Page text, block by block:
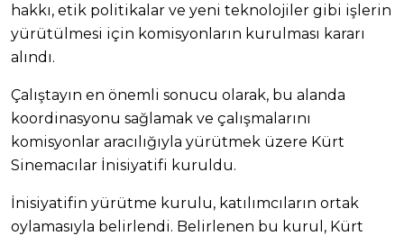
hakkı, etik politikalar ve yeni teknolojiler gibi işlerin
yürütülmesi için komisyonların kurulması kararı
alındı.
Çalıştayın en önemli sonucu olarak, bu alanda
koordinasyonu sağlamak ve çalışmalarını
komisyonlar aracılığıyla yürütmek üzere Kürt
Sinemacılar İnisiyatifi kuruldu.
İnisiyatifin yürütme kurulu, katılımcıların ortak
oylamasıyla belirlendi. Belirlenen bu kurul, Kürt